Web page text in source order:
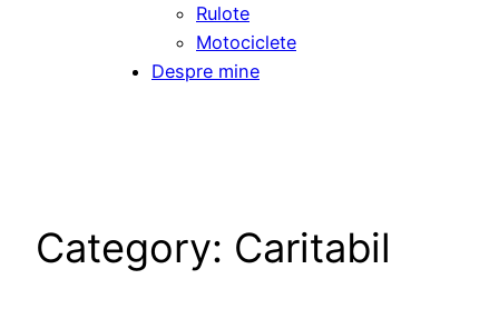
Rulote
Motociclete
Despre mine
Category: Caritabil